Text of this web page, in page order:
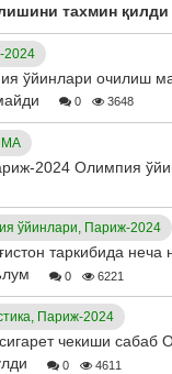
тахмин қилди
2024
ўйинлари очилиш
0 3648
2024 Олимпия
ўйинлари, Париж-2024
таркибида неча
0 6221
Париж-2024
чекиши сабаб
0 4611